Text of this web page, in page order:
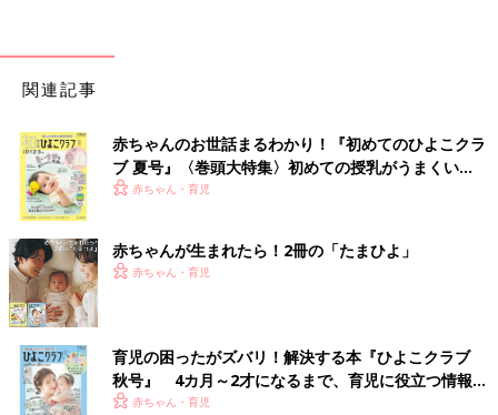
関連記事
赤ちゃんのお世話まるわかり！『初めてのひよこクラ
ブ 夏号』〈巻頭大特集〉初めての授乳がうまくい
く！ おっぱい・ミルクの基本と夏のトラブル 解決テ
赤ちゃん・育児
赤ちゃんが生まれたら！2冊の「たまひよ」
赤ちゃん・育児
育児の困ったがズバリ！解決する本『ひよこクラブ
秋号』 4カ月～2才になるまで、育児に役立つ情報が
いっぱい！
赤ちゃん・育児